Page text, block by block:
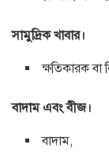
সামুদ্রিক খাবার।
ক্ষতিকারক বা
বাদাম এবং বীজ।
বাদাম,